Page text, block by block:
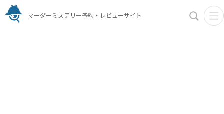
マーダーミステリー予約・レビューサイト